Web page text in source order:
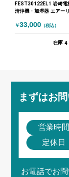
FEST30122EL1 岩﨑電
清浄機・加湿器 エアー
￥33,000 （税込）
在庫 4
まずはお
営業時間
定休日
お電話でお